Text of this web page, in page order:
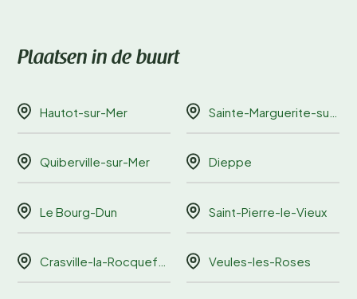
Plaatsen in de buurt
Hautot-sur-Mer Sainte-Marguerite-sur-Mer
Quiberville-sur-Mer Dieppe
Le Bourg-Dun Saint-Pierre-le-Vieux
Crasville-la-Rocquefort Veules-les-Roses